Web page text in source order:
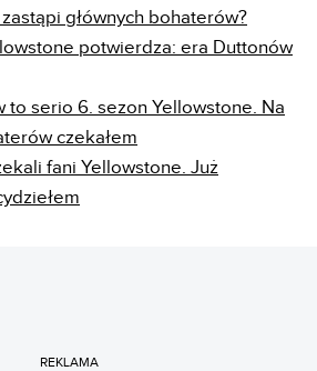
głównych bohaterów?
potwierdza: era Duttonów
to serio 6. sezon Yellowstone. Na
czekałem
fani Yellowstone. Już
REKLAMA